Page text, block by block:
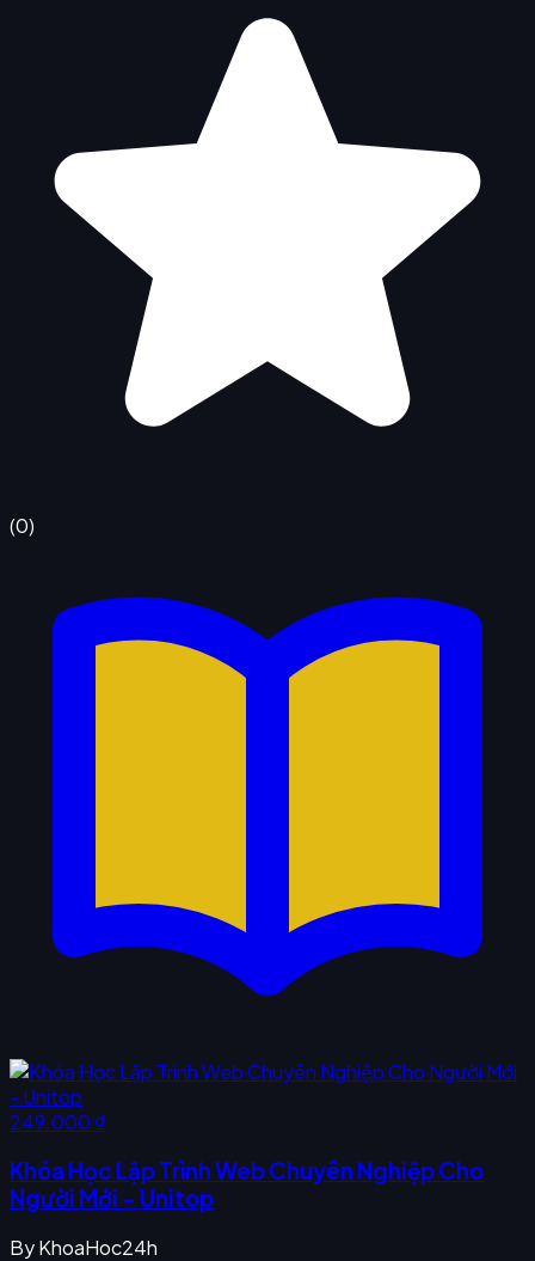
(0)
249.000 ₫
Khóa Học Lập Trình Web Chuyên Nghiệp Cho
Người Mới - Unitop
ByKhoaHoc24h